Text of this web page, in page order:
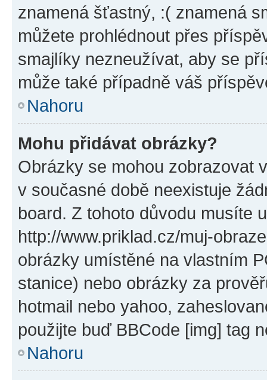
znamená šťastný, :( znamená
můžete prohlédnout přes
smajlíky nezneužívat, aby se
může také případně váš
Nahoru
Mohu přidávat obrázky?
Obrázky se mohou zobrazovat
v současné době neexistuje
board. Z tohoto důvodu musíte
http://www.priklad.cz/muj-
obrázky umístěné na vlastním
stanice) nebo obrázky za
hotmail nebo yahoo,
použijte buď BBCode [img] tag
Nahoru